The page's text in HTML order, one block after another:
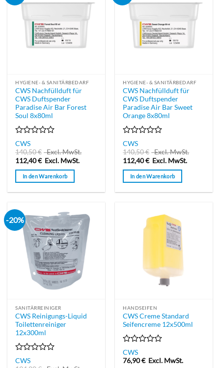
HYGIENE- & SANITÄRBEDARF
CWS Nachfüllduft für
CWS Duftspender
Paradise Air Bar Forest
Soul 8x80ml
Bewertet
mit
0
von
5
CWS
140,50€
Excl. MwSt.
112,40€ Excl. MwSt.
In den Warenkorb
HYGIENE- & SANITÄRBEDARF
CWS Nachfüllduft für
CWS Duftspender
Paradise Air Bar Sweet
Orange 8x80ml
Bewertet
mit
0
von
5
CWS
140,50€
Excl. MwSt.
112,40€ Excl. MwSt.
In den Warenkorb
-20%
SANITÄRREINIGER
CWS Reinigungs-Liquid
Toilettenreiniger
12x300ml
Bewertet
mit
CWS
HANDSEIFEN
CWS Creme Standard
Seifencreme 12x500ml
Bewertet
mit
0
CWS
76,90€ Excl. MwSt.